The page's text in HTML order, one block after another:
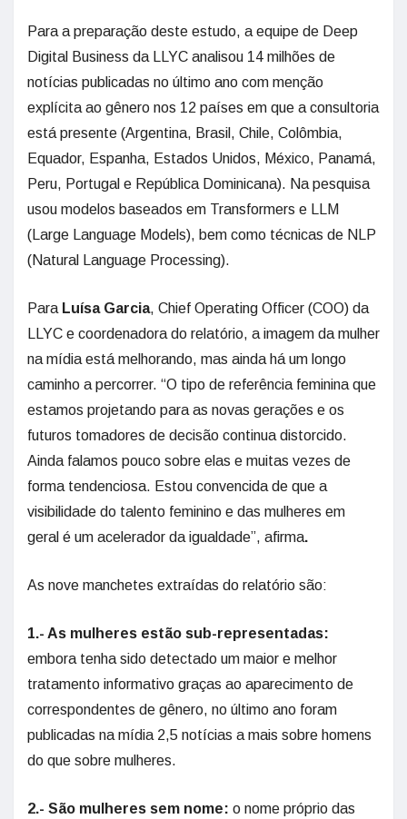
Para a preparação deste estudo, a equipe de Deep
Digital Business da LLYC analisou 14 milhões de
notícias publicadas no último ano com menção
explícita ao gênero nos 12 países em que a consultoria
está presente (Argentina, Brasil, Chile, Colômbia,
Equador, Espanha, Estados Unidos, México, Panamá,
Peru, Portugal e República Dominicana). Na pesquisa
usou modelos baseados em Transformers e LLM
(Large Language Models), bem como técnicas de NLP
(Natural Language Processing).
Para Luísa Garcia, Chief Operating Officer (COO) da
LLYC e coordenadora do relatório, a imagem da mulher
na mídia está melhorando, mas ainda há um longo
caminho a percorrer. “O tipo de referência feminina que
estamos projetando para as novas gerações e os
futuros tomadores de decisão continua distorcido.
Ainda falamos pouco sobre elas e muitas vezes de
forma tendenciosa. Estou convencida de que a
visibilidade do talento feminino e das mulheres em
geral é um acelerador da igualdade”, afirma.
As nove manchetes extraídas do relatório são:
1.- As mulheres estão sub-representadas:
embora tenha sido detectado um maior e melhor
tratamento informativo graças ao aparecimento de
correspondentes de gênero, no último ano foram
publicadas na mídia 2,5 notícias a mais sobre homens
do que sobre mulheres.
2.- São mulheres sem nome: o nome próprio das